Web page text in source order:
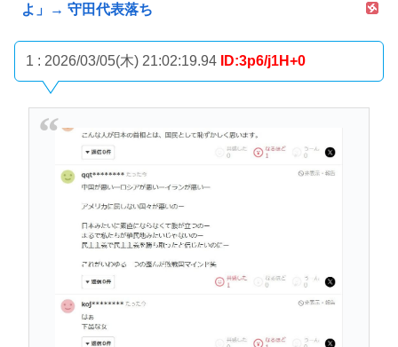
よ」→ 守田代表落ち
1 : 2026/03/05(木) 21:02:19.94 ID:3p6/j1H+0